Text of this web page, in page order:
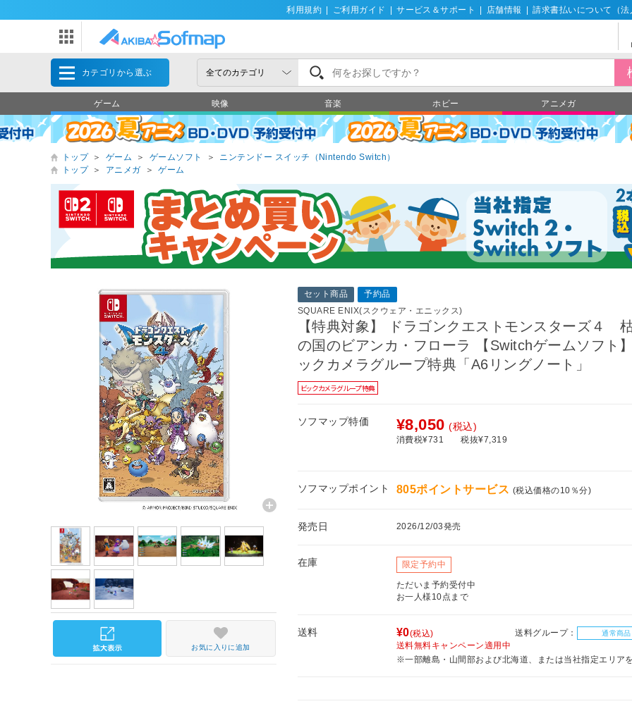
利用規約 ご利用ガイド サービス＆サポート 店舗情報 請求書払いについて（法
カテゴリから選ぶ
ゲーム 映像 音楽 ホビー アニメガ
トップ ＞ ゲーム ＞ ゲームソフト ＞
ニンテンドー スイッチ（Nintendo Switch）
トップ
＞ アニメガ ＞ ゲーム
セット商品
予約品
SQUARE ENIX(スクウェア・エニックス)
【特典対象】 ドラゴンクエストモンスターズ４
の国のビアンカ・フローラ 【Switchゲームソフト
ックカメラグループ特典「A6リングノート」
ビックカメラグループ特典
ソフマップ特価 ¥8,050 (税込)
消費税¥731 税抜¥7,319
ソフマップポイント 805ポイントサービス (税込価格の10％分)
発売日 2026/12/03発売
在庫 限定予約中
ただいま予約受付中
お一人様10点まで
送料 ¥0(税込) 送料グループ： 通常商品
送料無料キャンペーン適用中
※一部離島・山間部および北海道、または当社指定エリア
お気に入りに追加